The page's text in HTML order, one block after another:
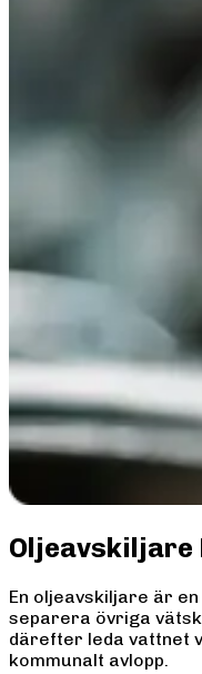
En oljeavskiljare är
separera övriga
därefter leda vattnet
kommunalt avlopp.